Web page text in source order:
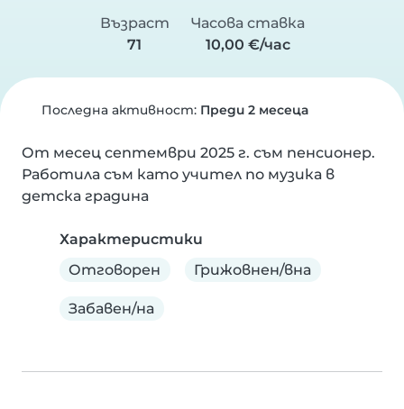
Възраст
71
Часова ставка
10,00 €/час
Последна активност: Преди 2 месеца
От месец септември 2025 г. съм пенсионер.
Работила съм като учител по музика в
детска градина
Характеристики
Отговорен
Грижовнен/вна
Забавен/на